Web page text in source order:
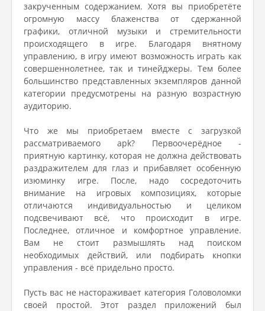
закрученным содержанием. Хотя вы приобретёте
огромную массу блаженства от сдержанной
графики, отличной музыки и стремительности
происходящего в игре. Благодаря внятному
управлению, в игру имеют возможность играть как
совершеннолетнее, так и тинейджеры. Тем более
большинство представленных экземпляров данной
категории предусмотрены на разную возрастную
аудиторию.
Что же мы приобретаем вместе с загрузкой
рассматриваемого apk? Первоочерёдное -
приятную картинку, которая не должна действовать
раздражителем для глаз и прибавляет особенную
изюминку игре. После, надо сосредоточить
внимание на игровых композициях, которые
отличаются индивидуальностью и целиком
подсвечивают всё, что происходит в игре.
Последнее, отличное и комфортное управление.
Вам не стоит размышлять над поиском
необходимых действий, или подбирать кнопки
управления - всё придельно просто.
Пусть вас не настораживает категория Головоломки
своей простой. Этот раздел приложений был